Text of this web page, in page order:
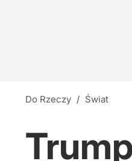
Do Rzeczy / Świat